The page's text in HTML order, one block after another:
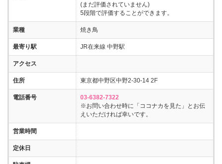
(まだ評価されていません)
5段階で評価することができます。
業種 焼き鳥
最寄り駅 JR在来線 中野駅
アクセス
住所 東京都中野区中野2-30-14 2F
電話番号
03-6382-7322
※お問い合わせ時に「ココナカを見た」とお伝
えいただければ幸いです。
営業時間
定休日